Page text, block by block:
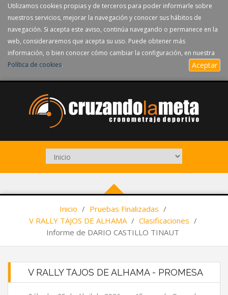
Utilizamos cookies propias y de terceros para poder informarle sobre
nuestros servicios, mejorar la navegación y conocer sus hábitos de
navegación. Si acepta este aviso, continúa navegando o permanece en la
web, consideraremos que acepta su uso. Puede obtener más
información, o bien conocer cómo cambiar la configuración, en nuestra
Política de cookies. Aceptar
Inicio / Pruebas Finalizadas /
V RALLY TAJOS DE ALHAMA / Clasificaciones /
Informe de DARIO CASTILLO TINAUT
V RALLY TAJOS DE ALHAMA - PROMESA